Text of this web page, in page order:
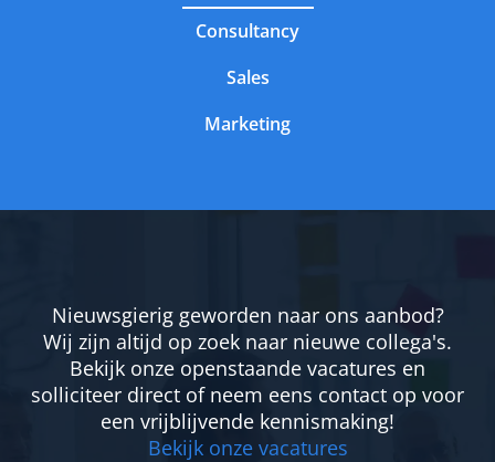
Consultancy
Sales
Marketing
Nieuwsgierig geworden naar ons aanbod?
Wij zijn altijd op zoek naar nieuwe collega's.
Bekijk onze openstaande vacatures en
solliciteer direct of neem eens contact op voor
een vrijblijvende kennismaking!
Bekijk onze vacatures